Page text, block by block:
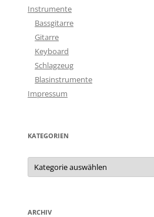
Instrumente
Bassgitarre
Gitarre
Keyboard
Schlagzeug
Blasinstrumente
Impressum
KATEGORIEN
Kategorien
ARCHIV